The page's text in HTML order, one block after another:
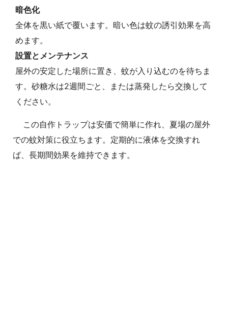
暗色化
全体を黒い紙で覆います。暗い色は蚊の誘引効果を高
めます。
設置とメンテナンス
屋外の安定した場所に置き、蚊が入り込むのを待ちま
す。砂糖水は2週間ごと、または蒸発したら交換して
ください。
この自作トラップは安価で簡単に作れ、夏場の屋外
での蚊対策に役立ちます。定期的に液体を交換すれ
ば、長期間効果を維持できます。